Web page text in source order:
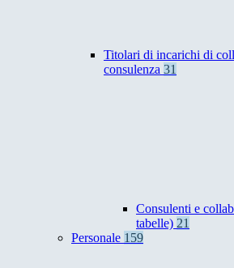
Titolari di incarichi di
consulenza 31
Consulenti e
tabelle) 21
Personale 159